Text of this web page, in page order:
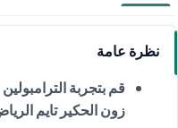
نظرة عامة
قم بتجربة
زون الحكير تايم الرياض